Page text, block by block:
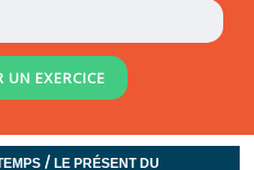
UN EXERCICE
/LE PRÉSENT DU